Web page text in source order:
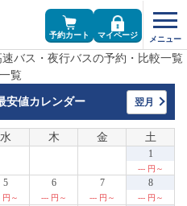
予約カート マイページ
バス・夜行バスの予約・比較一覧
覧
安値カレンダー 翌月
水 木 金 土
1
--- 円～
5
円～
6
--- 円～
7
--- 円～
8
--- 円～